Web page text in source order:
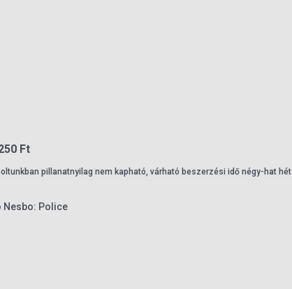
Ft
pillanatnyilag nem kapható, várható beszerzési idő négy-hat hét
Nesbo: Police